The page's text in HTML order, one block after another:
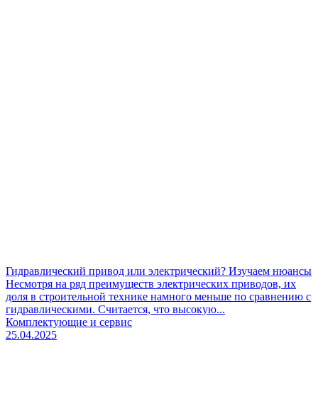
Гидравлический привод или электрический? Изучаем нюансы
Несмотря на ряд преимуществ электрических приводов, их
доля в строительной технике намного меньше по сравнению с
гидравлическими. Считается, что высокую...
Комплектующие и сервис
25.04.2025